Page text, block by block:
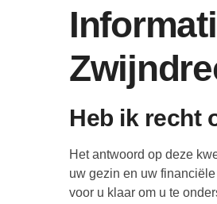
Heb ik recht
Het antwoord op deze
uw gezin en uw
voor u klaar om u te